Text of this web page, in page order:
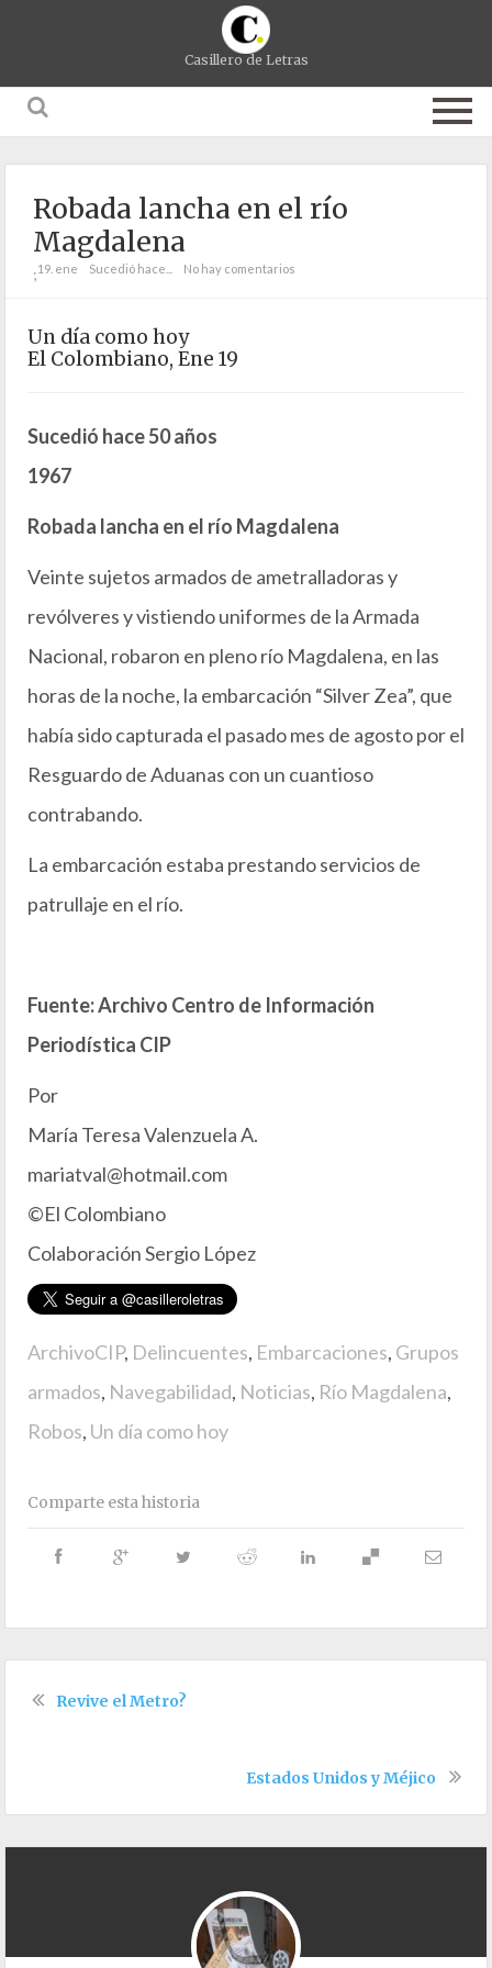
Casillero de Letras
Robada lancha en el río
Magdalena
;19. ene Sucedió hace... No hay comentarios
Un día como hoy
El Colombiano, Ene 19
Sucedió hace 50 años
1967
Robada lancha en el río Magdalena
Veinte sujetos armados de ametralladoras y
revólveres y vistiendo uniformes de la Armada
Nacional, robaron en pleno río Magdalena, en las
horas de la noche, la embarcación “Silver Zea”, que
había sido capturada el pasado mes de agosto por el
Resguardo de Aduanas con un cuantioso
contrabando.
La embarcación estaba prestando servicios de
patrullaje en el río.
Fuente: Archivo Centro de Información
Periodística CIP
Por
María Teresa Valenzuela A.
mariatval@hotmail.com
©El Colombiano
Colaboración Sergio López
ArchivoCIP, Delincuentes, Embarcaciones, Grupos
armados, Navegabilidad, Noticias, Río Magdalena,
Robos, Un día como hoy
Comparte esta historia
Revive el Metro?
Estados Unidos y Méjico